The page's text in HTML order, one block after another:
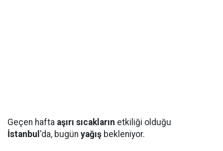
Geçen hafta aşırı sıcakların etkiliği olduğu
İstanbul 'da, bugün yağış bekleniyor.